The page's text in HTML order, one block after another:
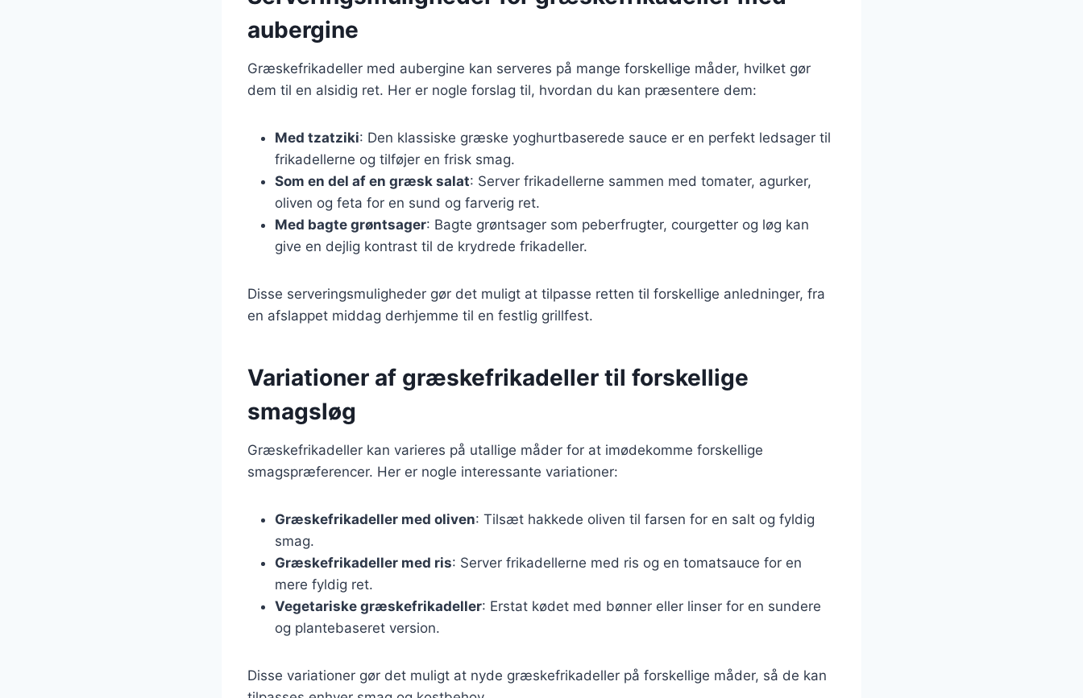
aubergine
Græskefrikadeller med aubergine kan serveres på mange forskellige måder, hvilket gør
dem til en alsidig ret. Her er nogle forslag til, hvordan du kan præsentere dem:
Med tzatziki: Den klassiske græske yoghurtbaserede sauce er en perfekt ledsager til
frikadellerne og tilføjer en frisk smag.
Som en del af en græsk salat: Server frikadellerne sammen med tomater, agurker,
oliven og feta for en sund og farverig ret.
Med bagte grøntsager: Bagte grøntsager som peberfrugter, courgetter og løg kan
give en dejlig kontrast til de krydrede frikadeller.
Disse serveringsmuligheder gør det muligt at tilpasse retten til forskellige anledninger, fra
en afslappet middag derhjemme til en festlig grillfest.
Variationer af græskefrikadeller til forskellige
smagsløg
Græskefrikadeller kan varieres på utallige måder for at imødekomme forskellige
smagspræferencer. Her er nogle interessante variationer:
Græskefrikadeller med oliven: Tilsæt hakkede oliven til farsen for en salt og fyldig
smag.
Græskefrikadeller med ris: Server frikadellerne med ris og en tomatsauce for en
mere fyldig ret.
Vegetariske græskefrikadeller: Erstat kødet med bønner eller linser for en sundere
og plantebaseret version.
Disse variationer gør det muligt at nyde græskefrikadeller på forskellige måder, så de kan